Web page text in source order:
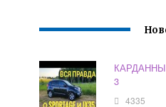
3
4335